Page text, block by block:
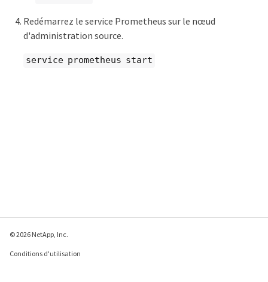
Redémarrez le service Prometheus sur le nœud
d'administration source.
service prometheus start
© 2026 NetApp, Inc.
Conditions d'utilisation